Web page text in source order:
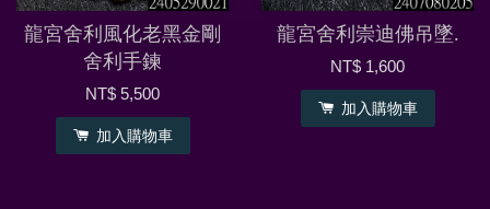
龍宮舍利風化老黑金剛
舍利手鍊
NT$ 5,500
加入購物車
龍宮舍利崇迪佛吊墜.
NT$ 1,600
加入購物車